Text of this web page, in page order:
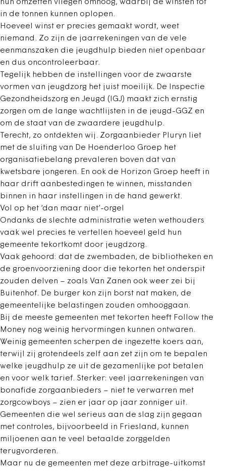
hun omzetten vliegen omhoog, waarbij de winsten tot
in de tonnen kunnen oplopen.
Hoeveel winst er precies gemaakt wordt, weet
niemand. Zo zijn de jaarrekeningen van de vele
eenmanszaken die jeugdhulp bieden niet openbaar
en dus oncontroleerbaar.
Tegelijk hebben de instellingen voor de zwaarste
vormen van jeugdzorg het juist moeilijk. De Inspectie
Gezondheidszorg en Jeugd (IGJ) maakt zich ernstig
zorgen om de lange wachtlijsten in de jeugd-GGZ en
om de staat van de zwaardere jeugdhulp.
Terecht, zo ontdekten wij. Zorgaanbieder Pluryn liet
met de sluiting van De Hoenderloo Groep het
organisatiebelang prevaleren boven dat van
kwetsbare jongeren. En ook de Horizon Groep heeft in
haar drift aanbestedingen te winnen, misstanden
binnen in haar instellingen in de hand gewerkt.
Vol op het ‘dan maar niet’-orgel
Ondanks de slechte administratie weten wethouders
vaak wel precies te vertellen hoeveel geld hun
gemeente tekortkomt door jeugdzorg.
Vaak gehoord: dat de zwembaden, de bibliotheken en
de groenvoorziening door die tekorten het onderspit
zouden delven – zoals Van Zanen ook weer zei bij
Buitenhof. De burger kon zijn borst nat maken, de
gemeentelijke belastingen zouden omhooggaan.
Bij de meeste gemeenten met tekorten heeft Follow the
Money nog weinig hervormingen kunnen ontwaren.
Weinig gemeenten scherpen de ingezette koers aan,
terwijl zij grotendeels zelf aan zet zijn om te bepalen
welke jeugdhulp ze uit de gezamenlijke pot betalen
en voor welk tarief. Sterker: veel jaarrekeningen van
bonafide zorgaanbieders – niet te verwarren met
zorgcowboys – zien er jaar op jaar zonniger uit.
Gemeenten die wel serieus aan de slag zijn gegaan
met controles, bijvoorbeeld in Friesland, kunnen
miljoenen aan te veel betaalde zorggelden
terugvorderen.
Maar nu de gemeenten met deze arbitrage-uitkomst